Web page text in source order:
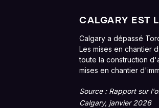
CALGARY EST
Calgary a dépassé
Les mises en chantier
toute la construction
mises en chantier
Source : Rapport sur
Calgary, janvier 2026